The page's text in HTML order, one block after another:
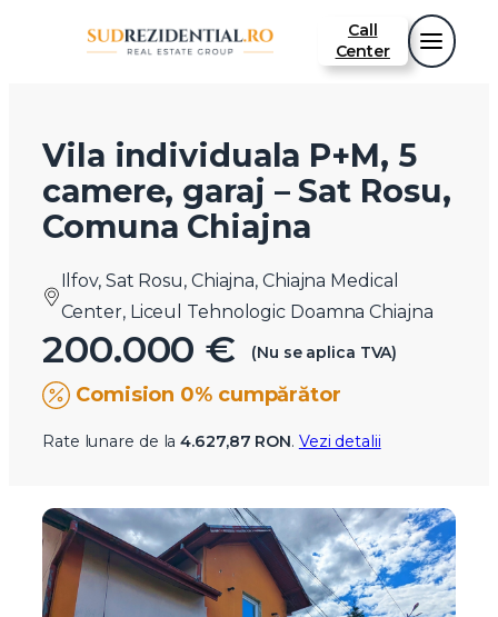
Call
Center
Vila individuala P+M, 5
camere, garaj – Sat Rosu,
Comuna Chiajna
Ilfov, Sat Rosu, Chiajna, Chiajna Medical
Center, Liceul Tehnologic Doamna Chiajna
200.000 € (Nu se aplica TVA)
Comision 0% cumpărător
Rate lunare de la4.627,87 RON. Vezi detalii